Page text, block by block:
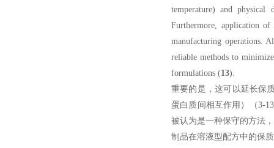
temperature) and
Furthermore, application of
manufacturing operations.
reliable methods to
formulations (13).
重要的是，这可以延长保
蛋白质间相互作用）（3-13
被认为是一种保守的方法
制品在溶液型配方中的保